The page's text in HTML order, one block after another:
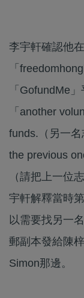
李宇軒確認他
「
「GofundMe
「another
funds.（另一
the previous
（請把上一位
宇軒解釋當時
以需要找另一
郵副本發給陳
Simon那邊。